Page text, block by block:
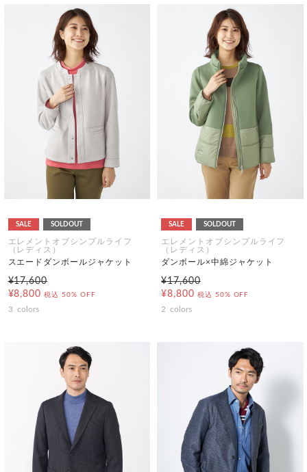
SALE SOLDOUT
エレメントオブシンプルライフ
（レディス）
スエードダンボールジャケット
¥17,600
¥8,800 税込 50% OFF
3 colors
SALE SOLDOUT
エレメントオブシンプルライフ
（レディス）
ダンボール×中綿ジャケット
¥17,600
¥8,800 税込 50% OFF
2 colors